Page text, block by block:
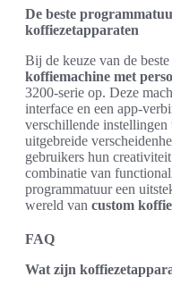
De beste
koffiezetapparaten
Bij de keuze van de
koffiemachine met
3200-serie op. Deze
interface en een app-
verschillende instellingen
uitgebreide
gebruikers hun
combinatie van
programmatuur een
wereld van custom
FAQ
Wat zijn